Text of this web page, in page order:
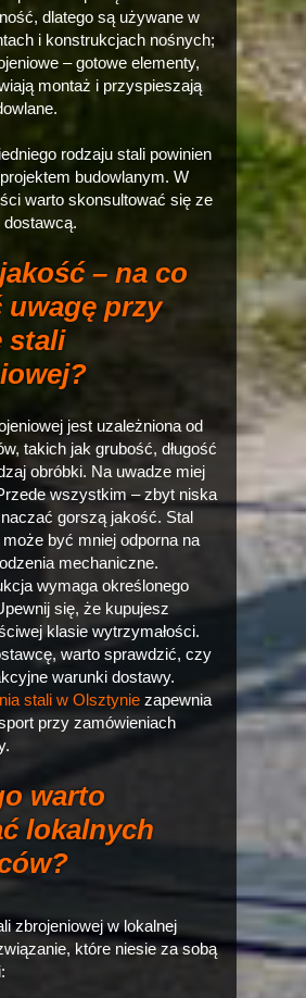
dlatego są używane w
i konstrukcjach nośnych;
– gotowe elementy,
montaż i przyspieszają
rodzaju stali powinien
budowlanym. W
warto skonsultować się ze
dostawcą.
– na co
uwagę przy
stali
jest uzależniona od
takich jak grubość, długość
obróbki. Na uwadze miej
wszystkim – zbyt niska
gorszą jakość. Stal
być mniej odporna na
mechaniczne.
wymaga określonego
się, że kupujesz
klasie wytrzymałości.
warto sprawdzić, czy
warunki dostawy.
stali w Olsztynie zapewnia
przy zamówieniach
warto
lokalnych
zbrojeniowej w lokalnej
które niesie za sobą